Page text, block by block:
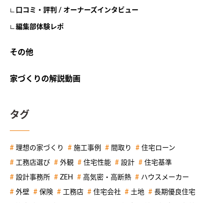
口コミ・評判 / オーナーズインタビュー
編集部体験レポ
その他
家づくりの解説動画
タグ
理想の家づくり 施工事例 間取り 住宅ローン
工務店選び 外観 住宅性能 設計 住宅基準
設計事務所 ZEH 高気密・高断熱 ハウスメーカー
外壁 保険 工務店 住宅会社 土地 長期優良住宅